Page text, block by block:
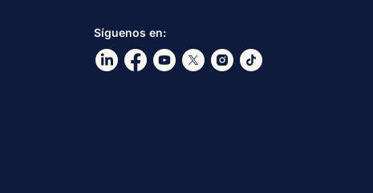
Síguenos en:
Ir a nuestro Linkdin
Ir a nuestro Facebook
Ir a nuestro canal de Youtube
Ir a nuestro X
Ir a nuestro Instagram
Ir a nuestro TikTok